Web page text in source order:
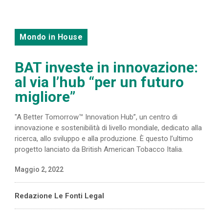
Mondo in House
BAT investe in innovazione:
al via l’hub “per un futuro
migliore”
"A Better Tomorrow™ Innovation Hub”, un centro di
innovazione e sostenibilità di livello mondiale, dedicato alla
ricerca, allo sviluppo e alla produzione. È questo l’ultimo
progetto lanciato da British American Tobacco Italia.
Maggio 2, 2022
Redazione Le Fonti Legal